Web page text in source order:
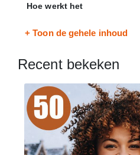
Hoe werkt het
shopdecorator om jouw
leuk filmpje. Ook kun je hier
ontvangers uploaden en jouw
personaliseren. Je kunt de
aanpassen tot het moment je
+ Toon de gehele inhoud
Recent bekeken